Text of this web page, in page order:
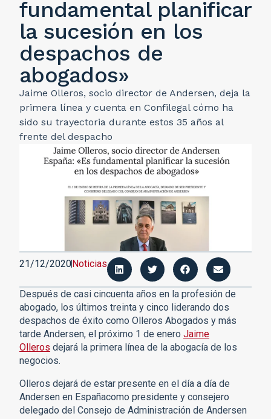
fundamental planificar
la sucesión en los
despachos de
abogados»
Jaime Olleros, socio director de Andersen, deja la
primera línea y cuenta en Confilegal cómo ha
sido su trayectoria durante estos 35 años al
frente del despacho
21/12/2020Noticias
Después de casi cincuenta años en la profesión de
abogado, los últimos treinta y cinco liderando dos
despachos de éxito como Olleros Abogados y más
tarde Andersen, el próximo 1 de enero Jaime
Olleros dejará la primera línea de la abogacía de los
negocios.
Olleros dejará de estar presente en el día a día de
Andersen en Españacomo presidente y consejero
delegado del Consejo de Administración de Andersen